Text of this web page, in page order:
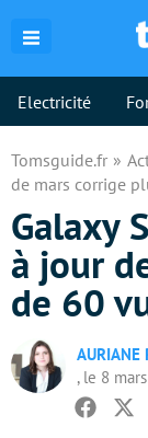
Electricité
Tomsguide.fr
de mars corrige
Galaxy
à jour
de 60
AURIANE
, le 8